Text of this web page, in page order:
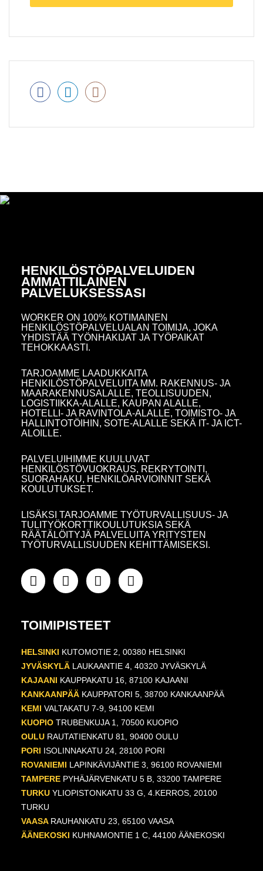
HENKILÖSTÖPALVELUIDEN
AMMATTILAINEN
PALVELUKSESSASI
WORKER ON 100% KOTIMAINEN
HENKILÖSTÖPALVELUALAN TOIMIJA, JOKA
YHDISTÄÄ TYÖNHAKIJAT JA TYÖPAIKAT
TEHOKKAASTI.
TARJOAMME LAADUKKAITA
HENKILÖSTÖPALVELUITA MM. RAKENNUS- JA
MAARAKENNUSALALLE, TEOLLISUUDEN,
LOGISTIIKKA-ALALLE, KAUPAN ALALLE,
HOTELLI- JA RAVINTOLA-ALALLE, TOIMISTO- JA
HALLINTOTÖIHIN, SOTE-ALALLE SEKÄ IT- JA ICT-
ALOILLE.
PALVELUIHIMME KUULUVAT
HENKILÖSTÖVUOKRAUS, REKRYTOINTI,
SUORAHAKU, HENKILÖARVIOINNIT SEKÄ
KOULUTUKSET.
LISÄKSI TARJOAMME TYÖTURVALLISUUS- JA
TULITYÖKORTTIKOULUTUKSIA SEKÄ
RÄÄTÄLÖITYJÄ PALVELUITA YRITYSTEN
TYÖTURVALLISUUDEN KEHITTÄMISEKSI.
TOIMIPISTEET
HELSINKI KUTOMOTIE 2, 00380 HELSINKI
JYVÄSKYLÄLAUKAANTIE 4, 40320 JYVÄSKYLÄ
KAJAANI KAUPPAKATU 16, 87100 KAJAANI
KANKAANPÄÄ KAUPPATORI 5, 38700 KANKAANPÄÄ
KEMI VALTAKATU 7-9, 94100 KEMI
KUOPIO TRUBENKUJA 1, 70500 KUOPIO
OULU RAUTATIENKATU 81, 90400 OULU
PORI ISOLINNAKATU 24, 28100 PORI
ROVANIEMI LAPINKÄVIJÄNTIE 3, 96100 ROVANIEMI
TAMPEREPYHÄJÄRVENKATU 5 B, 33200 TAMPERE
TURKUYLIOPISTONKATU 33 G, 4.KERROS, 20100
TURKU
VAASA RAUHANKATU 23, 65100 VAASA
ÄÄNEKOSKI KUHNAMONTIE 1 C, 44100 ÄÄNEKOSKI